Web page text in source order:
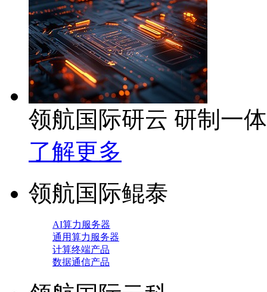
领航国际研云 研制一
了解更多
领航国际鲲泰
AI算力服务器
通用算力服务器
计算终端产品
数据通信产品